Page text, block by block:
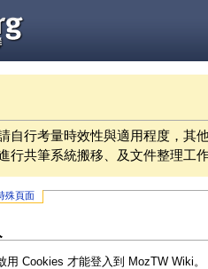
自行考量時效性與適用程度，其
行共筆系統搬移、及文件整理工
殊頁面
用 Cookies 才能登入到 MozTW Wiki。